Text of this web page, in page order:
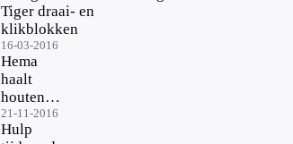
Tiger draai- en
klikblokken
16-03-2016
Hema
haalt
houten
speelgoed
in
21-11-2016
Hulp